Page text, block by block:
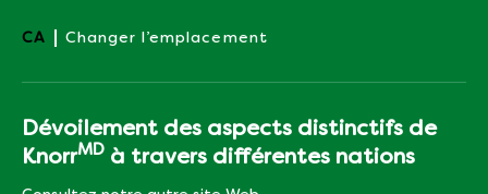
CA Changer l’emplacement
Dévoilement des aspects distinctifs de
KnorrMD à travers différentes nations